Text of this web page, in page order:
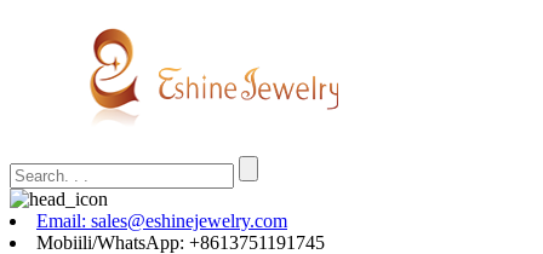
Email: sales@eshinejewelry.com
Mobiili/WhatsApp: +8613751191745